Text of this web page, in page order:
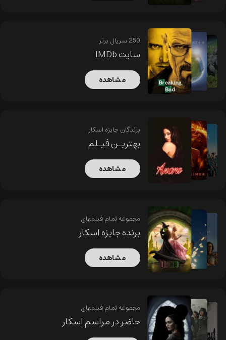
250 سریال برتر
سایت IMDb
مشاهده
برندگان جایزه اسکار
بهتریـن فیـلم
مشاهده
مجموعه تمام فیلمهای
برنده جایزه اسکار
مشاهده
مجموعه تمام فیلمهای
حاضر در مراسم اسکار